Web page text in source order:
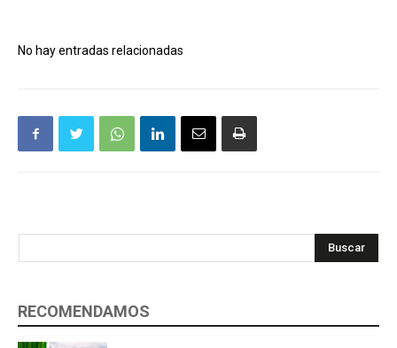
No hay entradas relacionadas
Buscar
RECOMENDAMOS